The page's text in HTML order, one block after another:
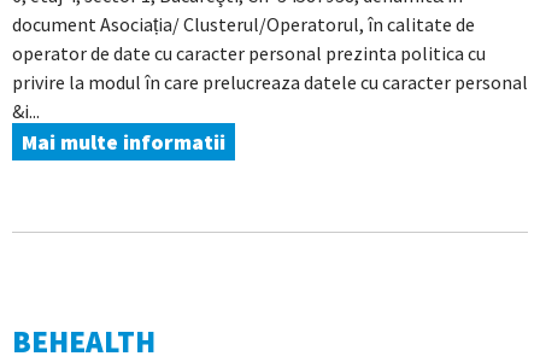
document Asociația/ Clusterul/Operatorul, în calitate de
operator de date cu caracter personal prezinta politica cu
privire la modul în care prelucreaza datele cu caracter personal
&i...
Mai multe informatii
BEHEALTH